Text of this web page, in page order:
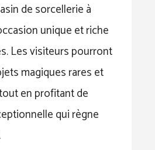
de sorcellerie à
unique et riche
Les visiteurs pourront
magiques rares et
en profitant de
qui règne